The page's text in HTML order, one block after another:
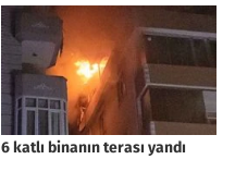
6 katlı binanın terası yandı